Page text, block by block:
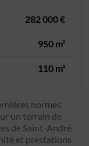
282 000 €
950 m²
110 m²
normes
un terrain de
de Saint-André
et prestations